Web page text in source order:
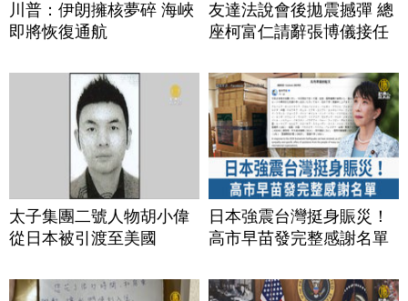
川普：伊朗擁核夢碎 海峽
即將恢復通航
友達法說會後拋震撼彈 總
座柯富仁請辭張博儀接任
太子集團二號人物胡小偉
從日本被引渡至美國
日本強震台灣挺身賑災！
高市早苗發完整感謝名單